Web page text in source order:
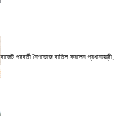
বাজেট পরবর্তী নৈশভোজ বাতিল করলেন প্রধানমন্ত্রী,